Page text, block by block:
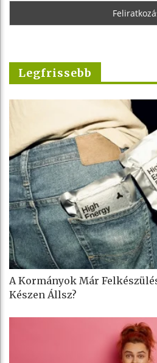
Legfrissebb
A Kormányok Már
Készen Állsz?